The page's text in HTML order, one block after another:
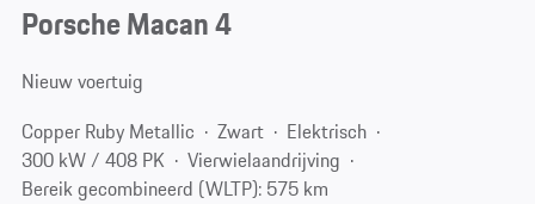
Porsche Macan 4
Nieuw voertuig
Copper Ruby Metallic
Zwart
Elektrisch
300 kW / 408 PK
Vierwielaandrijving
Bereik gecombineerd (WLTP): 575 km